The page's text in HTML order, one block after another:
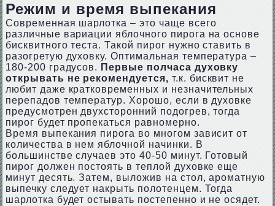
Режим и время выпекания
Современная шарлотка – это чаще всего
различные вариации яблочного пирога на основе
бисквитного теста. Такой пирог нужно ставить в
разогретую духовку. Оптимальная температура –
180-200 градусов. Первые полчаса духовку
открывать не рекомендуется, т.к. бисквит не
любит даже кратковременных и незначительных
перепадов температур. Хорошо, если в духовке
предусмотрен двухсторонний подогрев, тогда
пирог будет пропекаться равномерно.
Время выпекания пирога во многом зависит от
количества в нем яблочной начинки. В
большинстве случаев это 40-50 минут. Готовый
пирог должен постоять в теплой духовке еще
минут десять. Затем, выложив на стол, ароматную
выпечку следует накрыть полотенцем. Тогда
шарлотка будет остывать постепенно и не осядет.